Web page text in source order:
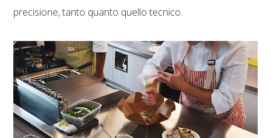
precisione, tanto quanto quello tecnico.